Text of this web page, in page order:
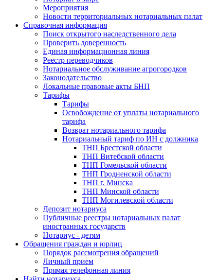
Мероприятия
Новости территориальных нотариальных палат
Справочная информация
Поиск открытого наследственного дела
Проверить доверенность
Единая информационная линия
Реестр переводчиков
Нотариальное обслуживание агрогородков
Законодательство
Локальные правовые акты БНП
Тарифы
Тарифы
Освобождение от уплаты нотариального
тарифа
Возврат нотариального тарифа
Нотариальный тариф по ИН с должника
ТНП Брестской области
ТНП Витебской области
ТНП Гомельской области
ТНП Гродненской области
ТНП г. Минска
ТНП Минской области
ТНП Могилевской области
Депозит нотариуса
Публичные реестры нотариальных палат
иностранных государств
Нотариус - детям
Обращения граждан и юрлиц
Порядок рассмотрения обращений
Личный прием
Прямая телефонная линия